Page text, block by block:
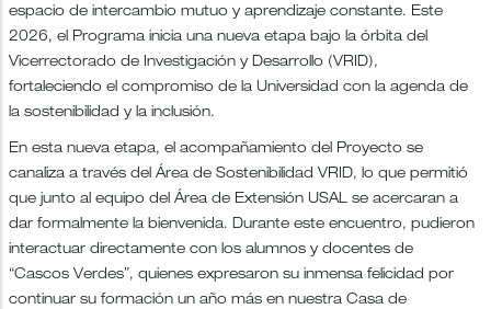
espacio de intercambio mutuo y aprendizaje constante. Este
2026, el Programa inicia una nueva etapa bajo la órbita del
Vicerrectorado de Investigación y Desarrollo (VRID),
fortaleciendo el compromiso de la Universidad con la agenda de
la sostenibilidad y la inclusión.
En esta nueva etapa, el acompañamiento del Proyecto se
canaliza a través del Área de Sostenibilidad VRID, lo que permitió
que junto al equipo del Área de Extensión USAL se acercaran a
dar formalmente la bienvenida. Durante este encuentro, pudieron
interactuar directamente con los alumnos y docentes de
“Cascos Verdes”, quienes expresaron su inmensa felicidad por
continuar su formación un año más en nuestra Casa de